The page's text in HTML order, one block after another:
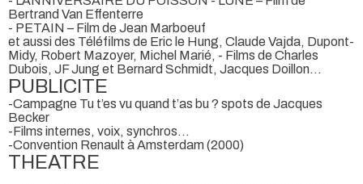
Bertrand Van Effenterre
- PETAIN – Film de Jean Marboeuf
et aussi des Téléfilms de Eric le Hung, Claude Vajda, Dupont-
Midy, Robert Mazoyer, Michel Marié, - Films de Charles
Dubois, JF Jung et Bernard Schmidt, Jacques Doillon…
PUBLICITE
-Campagne Tu t’es vu quand t’as bu ? spots de Jacques
Becker
-Films internes, voix, synchros…
-Convention Renault à Amsterdam (2000)
THEATRE